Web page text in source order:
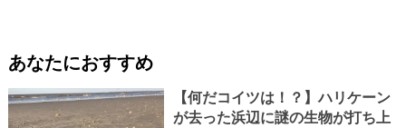
あなたにおすすめ
【何だコイツは！？】ハリケーン
が去った浜辺に謎の生物が打ち上